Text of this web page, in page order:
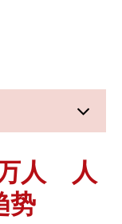
人 人
势